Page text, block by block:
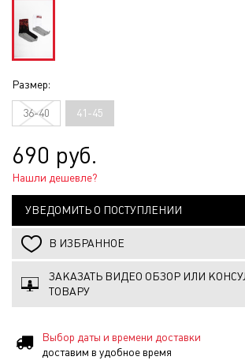
Размер:
36-40 41-45
690 руб.
Нашли дешевле?
УВЕДОМИТЬ О ПОСТУПЛЕНИИ
В ИЗБРАННОЕ
ЗАКАЗАТЬ ВИДЕО ОБЗОР ИЛИ
ТОВАРУ
Выбор даты и времени доставки
доставим в удобное время